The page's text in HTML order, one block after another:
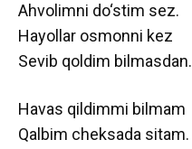
Ahvolimni do‘stim sez.
Hayollar osmonni kez
Sevib qoldim bilmasdan.
Havas qildimmi bilmam
Qalbim cheksada sitam.